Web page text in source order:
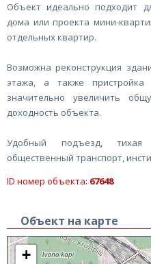
Объект идеально подходит
дома или проекта мини-
отдельных квартир.
Возможна реконструкция
этажа, а также
значительно увеличить
доходность объекта.
Удобный подъезд,
общественный транспорт,
ID номер объекта: 67648
Объект на карте
+